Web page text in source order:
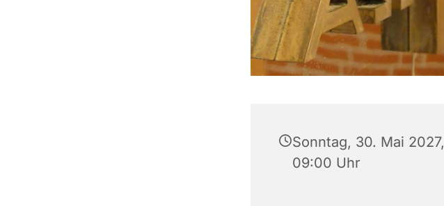
Sonntag, 30. Mai 2027,
09:00 Uhr